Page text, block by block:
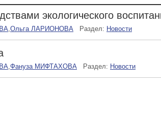
экологического
,Ольга ЛАРИОНОВА Раздел: Новости
,Фануза МИФТАХОВА Раздел: Новости